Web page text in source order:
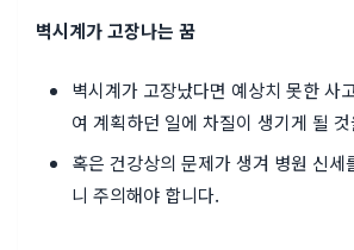
벽시계가 고장나는 꿈
벽시계가 고장났다면 예상치 못한 사
여 계획하던 일에 차질이 생기게 될
혹은 건강상의 문제가 생겨 병원 신세
니 주의해야 합니다.